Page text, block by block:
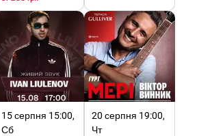
15 серпня 15:00,
Сб
20 серпня 19:00,
Чт